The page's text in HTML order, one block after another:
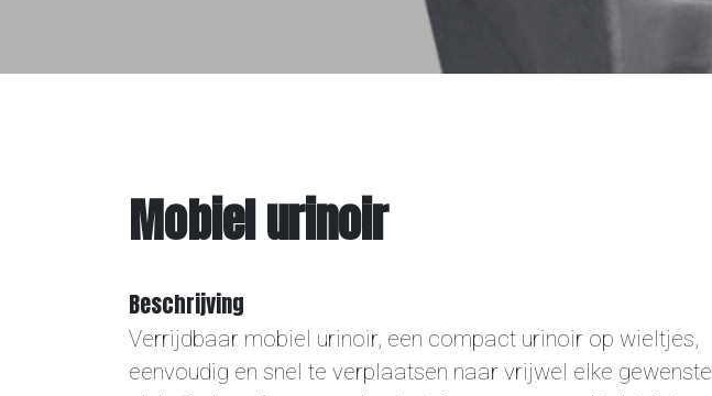
Mobiel urinoir
Beschrijving
Verrijdbaar mobiel urinoir, een compact urinoir op wieltjes,
eenvoudig en snel te verplaatsen naar vrijwel elke gewenste